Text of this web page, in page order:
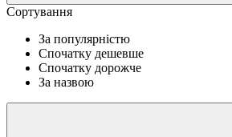
Сортування
За популярністю
Спочатку дешевше
Спочатку дорожче
За назвою